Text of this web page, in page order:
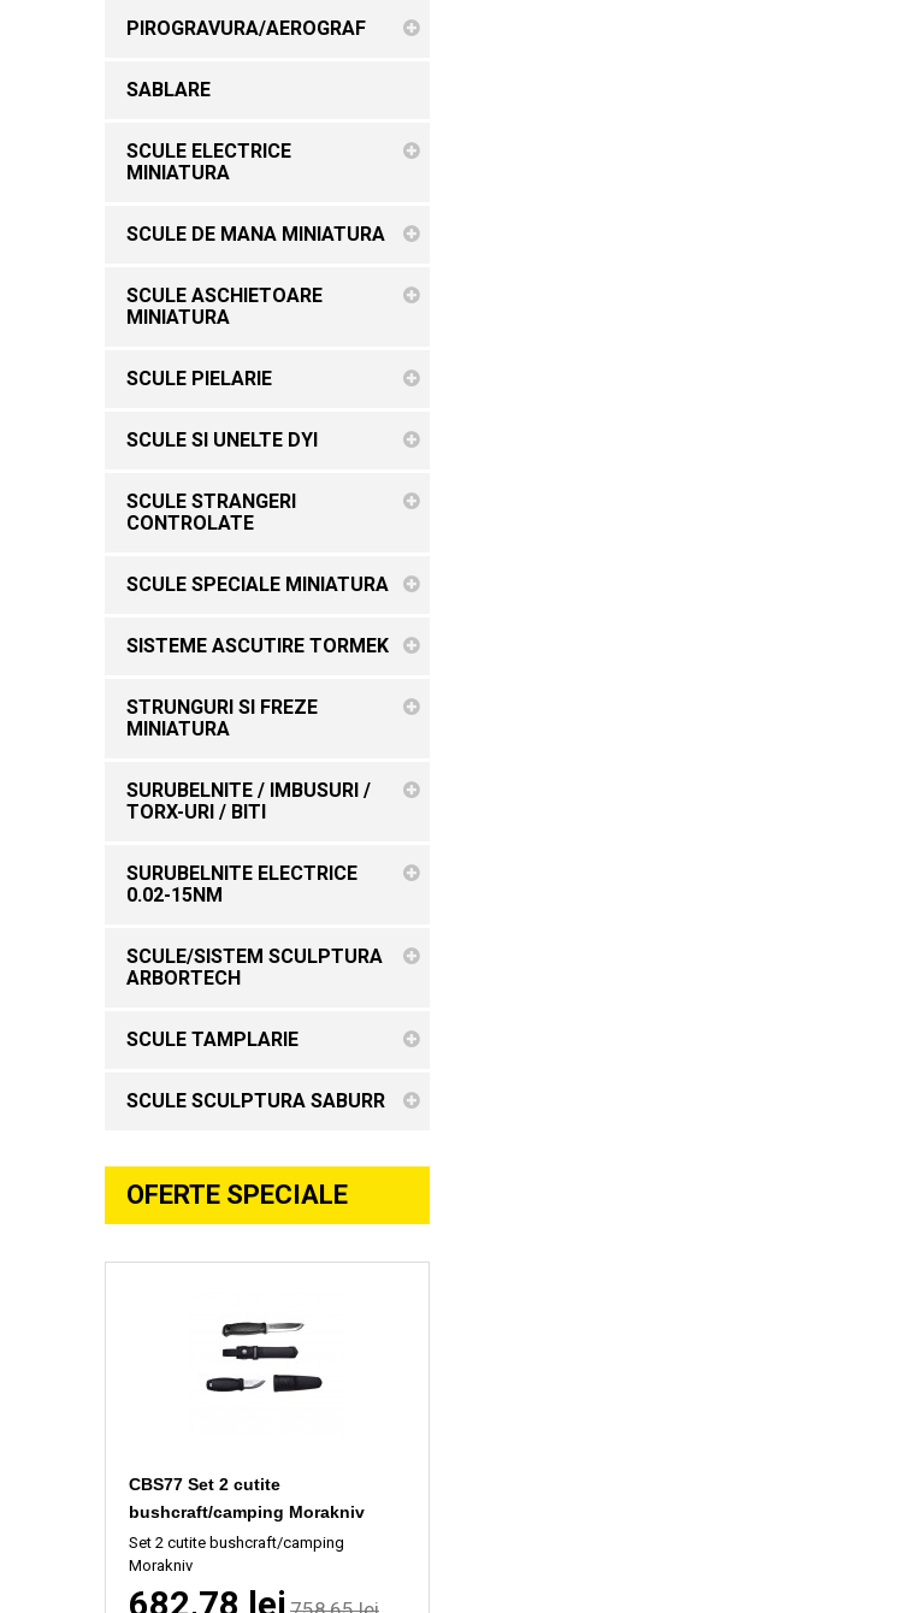
PIROGRAVURA/AEROGRAF
SABLARE
SCULE ELECTRICE
MINIATURA
SCULE DE MANA MINIATURA
SCULE ASCHIETOARE
MINIATURA
SCULE PIELARIE
SCULE SI UNELTE DYI
SCULE STRANGERI
CONTROLATE
SCULE SPECIALE MINIATURA
SISTEME ASCUTIRE TORMEK
STRUNGURI SI FREZE
MINIATURA
SURUBELNITE / IMBUSURI /
TORX-URI / BITI
SURUBELNITE ELECTRICE
0.02-15NM
SCULE/SISTEM SCULPTURA
ARBORTECH
SCULE TAMPLARIE
SCULE SCULPTURA SABURR
OFERTE SPECIALE
CBS77 Set 2 cutite
bushcraft/camping Morakniv
Set 2 cutite bushcraft/camping
Morakniv
682,78 lei